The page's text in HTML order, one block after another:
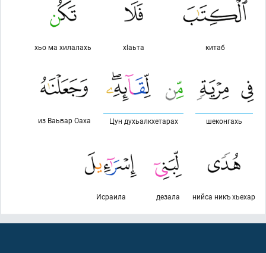
китаб
хlаьта
хьо ма хилалахь
шеконгахь
Цун духьалкхетарах
из Ваьвар Оаха
нийса никъ хьехар
дезала
Исраила